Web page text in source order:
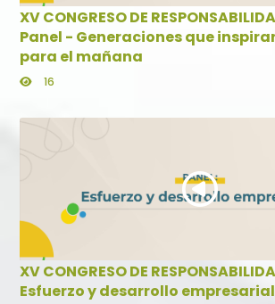
XV CONGRESO DE
Panel - Generaciones que
para el mañana
16
XV CONGRESO DE
Esfuerzo y desarrollo empresarial